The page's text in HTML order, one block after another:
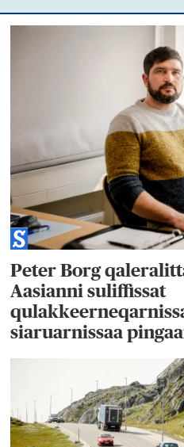
Peter Borg
Aasianni suliffissat
siaruarnissaa